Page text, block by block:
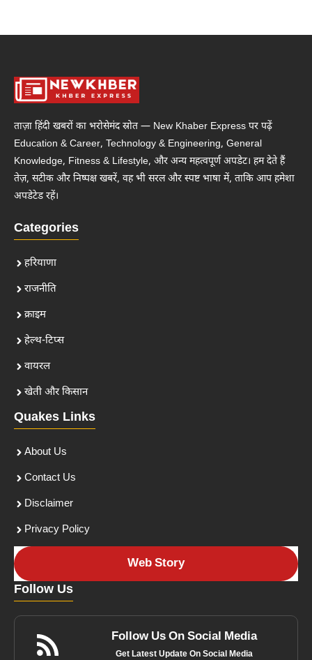
ताज़ा हिंदी खबरों का भरोसेमंद स्रोत — New Khaber Express पर पढ़ें
Education & Career, Technology & Engineering, General
Knowledge, Fitness & Lifestyle, और अन्य महत्वपूर्ण अपडेट। हम देते हैं
तेज़, सटीक और निष्पक्ष खबरें, वह भी सरल और स्पष्ट भाषा में, ताकि आप हमेशा
अपडेटेड रहें।
Categories
हरियाणा
राजनीति
क्राइम
हेल्थ-टिप्स
वायरल
खेती और किसान
Quakes Links
About Us
Contact Us
Disclaimer
Privacy Policy
Web Story
Follow Us
Follow Us On Social Media
Get Latest Update On Social Media